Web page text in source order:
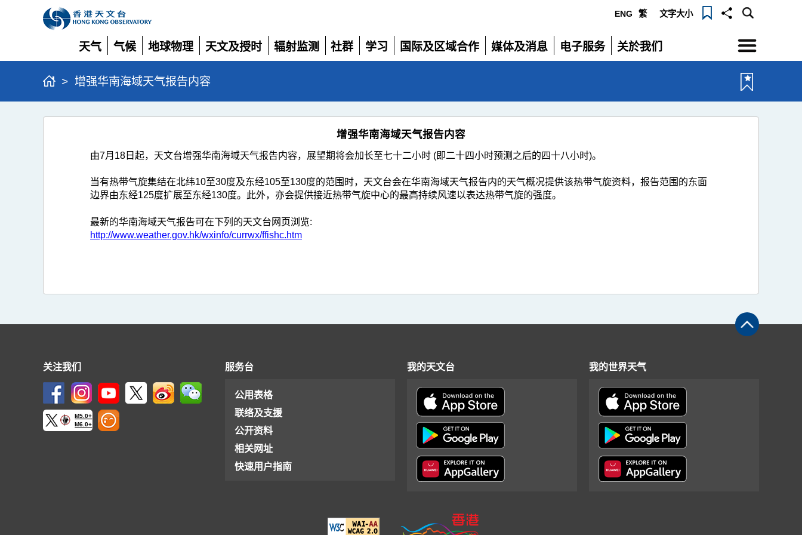
ENG 繁 文字大小
天气
展
开
气候
展
开
地球物理
展
开
天文及授时
展
开
辐射监测
展
社群
展
学习
展
国际及区域合作
展
媒体及消息
展
电子服务
展
关於我们
展
选
单
> 增强华南海域天气报告内容
增
告
容
增强华南海域天气报告内容
由7月18日起，天文台增强华南海域天气报告内容，展望期将会加长至七十二小时 (即二十四小时预测之后的四十八小时)。
当有热带气旋集结在北纬10至30度及东经105至130度的范围时，天文台会在华南海域天气报告内的天气概况提供该热带气旋资料，报告范围的东面
边界由东经125度扩展至东经130度。此外，亦会提供接近热带气旋中心的最高持续风速以表达热带气旋的强度。
最新的华南海域天气报告可在下列的天文台网页浏览:
http://www.weather.gov.hk/wxinfo/currwx/ffishc.htm
关注我们
M5.0+
M6.0+
服务台
公用表格
联络及支援
公开资料
相关网址
快速用户指南
我的天文台 我的世界天气